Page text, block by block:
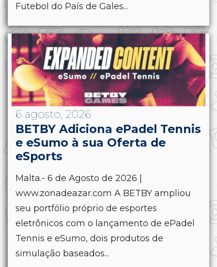
Futebol do País de Gales...
6 agosto, 2026
BETBY Adiciona ePadel Tennis
e eSumo à sua Oferta de
eSports
Malta.- 6 de Agosto de 2026 |
www.zonadeazar.com A BETBY ampliou
seu portfólio próprio de esportes
eletrônicos com o lançamento de ePadel
Tennis e eSumo, dois produtos de
simulação baseados...